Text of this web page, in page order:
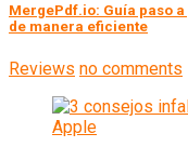
MergePdf.io: Guía paso
de manera eficiente
Reviews no comments